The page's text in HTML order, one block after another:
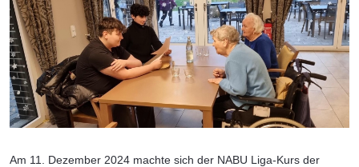
Am 11. Dezember 2024 machte sich der NABU Liga-Kurs der